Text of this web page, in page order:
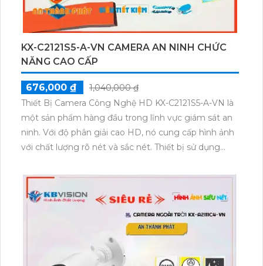
KX-C2121S5-A-VN CAMERA AN NINH CHỨC
NĂNG CAO CẤP
676,000 ₫
1,040,000 ₫
Thiết Bị Camera Công Nghệ HD KX-C2121S5-A-VN là
một sản phẩm hàng đầu trong lĩnh vực giám sát an
ninh. Với độ phân giải cao HD, nó cung cấp hình ảnh
với chất lượng rõ nét và sắc nét. Thiết bị sử dụng
theo lịch trình. Ngoài ra, nó có khả năng ghi âm và
xem từ xa qua ứng dụng điện thoại di động. Thiết bị
cũng được trang bị các tính năng bổ sung như phát
hiện chuyển động và cảnh báo qua email hoặc ứng
dụng điện thoại. Với thiết kế nhỏ gọn, dễ dàng lắp
đặt và thích ứng với mọi môi trường, thiết bị camera